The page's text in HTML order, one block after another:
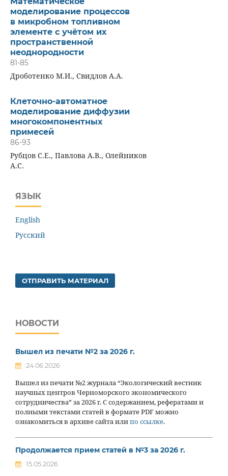
моделирование процессов
в микробном топливном
элементе с учётом их
пространственной
неоднородности
81-85
Дроботенко М.И., Свидлов А.А.
Клеточно-автоматное
моделирование диффузии
многокомпонентных
примесей
86-93
Рубцов С.Е., Павлова А.В., Олейников
А.С.
ЯЗЫК
English
Русский
ОТПРАВИТЬ МАТЕРИАЛ
НОВОСТИ
Вышел из печати №2 за 2026 г.
24.06.2026
Вышел из печати №2 журнала “Экологический вестник
научных центров Черноморского экономического
сотрудничества” за 2026 г. С содержанием, рефератами и
полными текстами статей в формате PDF можно
ознакомиться в архиве сайта илипо ссылке.
Продолжается прием статей в №3 за 2026 г.
15.05.2026